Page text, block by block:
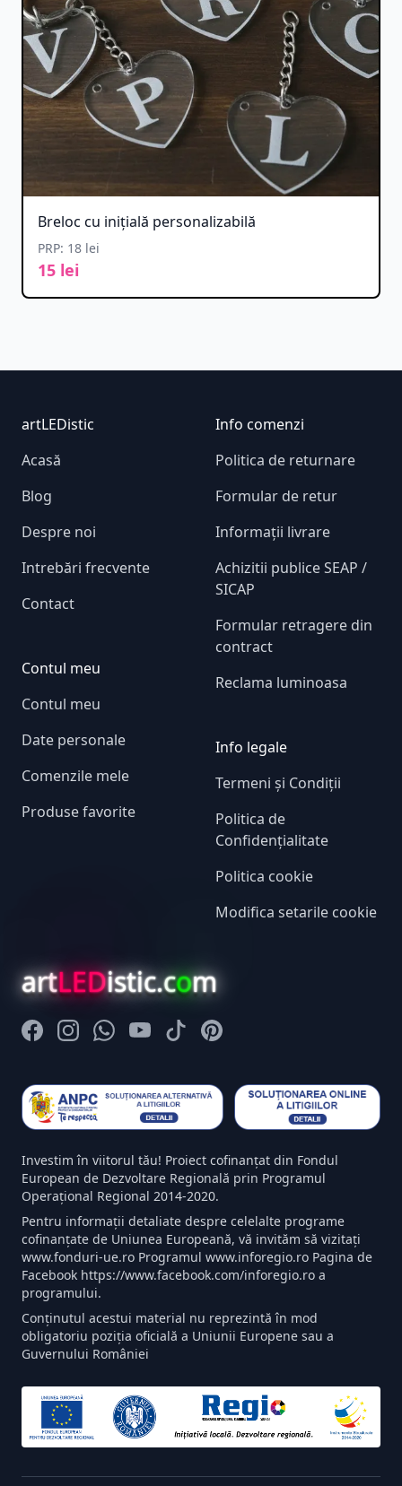
Breloc cu inițială personalizabilă
PRP: 18 lei
15 lei
Footer
artLEDistic
Acasă
Blog
Despre noi
Intrebări frecvente
Contact
Contul meu
Contul meu
Date personale
Comenzile mele
Produse favorite
Info comenzi
Politica de returnare
Formular de retur
Informații livrare
Achizitii publice SEAP /
SICAP
Formular retragere din
contract
Reclama luminoasa
Info legale
Termeni și Condiții
Politica de
Confidențialitate
Politica cookie
Modifica setarile cookie
artLEDistic.com
FacebookInstagramWhatsappYoutubeTiktokPinterest
Investim în viitorul tău! Proiect cofinanțat din Fondul
European de Dezvoltare Regională prin Programul
Operațional Regional 2014-2020.
Pentru informații detaliate despre celelalte programe
cofinanțate de Uniunea Europeană, vă invităm să vizitați
www.fonduri-ue.ro Programul www.inforegio.ro Pagina de
Facebook https://www.facebook.com/inforegio.ro a
programului.
Conținutul acestui material nu reprezintă în mod
obligatoriu poziția oficială a Uniunii Europene sau a
Guvernului României